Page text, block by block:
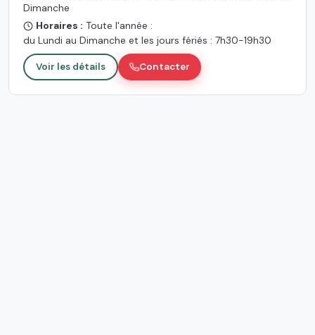
Dimanche
Horaires : Toute l'année :
du Lundi au Dimanche et les jours fériés : 7h30-19h30
Voir les détails Contacter